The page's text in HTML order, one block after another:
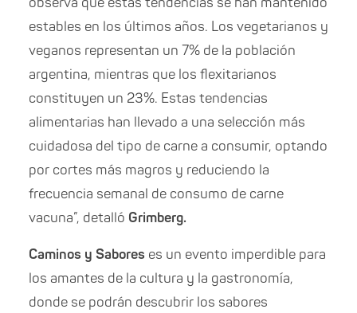
estables en los últimos años. Los vegetarianos y
veganos representan un 7% de la población
argentina, mientras que los flexitarianos
constituyen un 23%. Estas tendencias
alimentarias han llevado a una selección más
cuidadosa del tipo de carne a consumir, optando
por cortes más magros y reduciendo la
frecuencia semanal de consumo de carne
vacuna”, detalló Grimberg.
Caminos y Sabores es un evento imperdible para
los amantes de la cultura y la gastronomía,
donde se podrán descubrir los sabores